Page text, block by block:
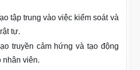
tập trung vào việc kiểm soát và
tự.
truyền cảm hứng và tạo động
nhân viên.